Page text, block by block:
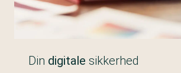
Din digitale sikkerhed